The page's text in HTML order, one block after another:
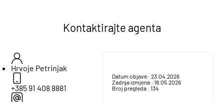
Kontaktirajte agenta
Hrvoje Petrinjak
+385 91 408 8881
Datum objave : 23.04.2026
Zadnja izmjena : 18.05.2026
Broj pregleda : 134